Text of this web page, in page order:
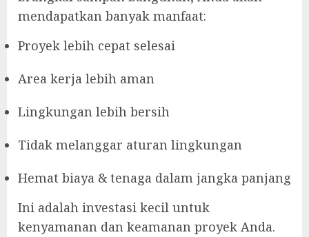
mendapatkan banyak manfaat:
Proyek lebih cepat selesai
Area kerja lebih aman
Lingkungan lebih bersih
Tidak melanggar aturan lingkungan
Hemat biaya & tenaga dalam jangka panjang
Ini adalah investasi kecil untuk
kenyamanan dan keamanan proyek Anda.